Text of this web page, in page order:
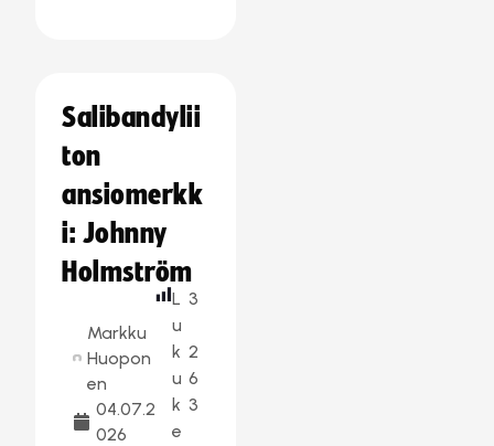
Salibandylii
ton
ansiomerkk
i: Johnny
Holmström
Markku
Huopon
en
04.07.2
026
L
u
k
u
k
e
3
2
6
3